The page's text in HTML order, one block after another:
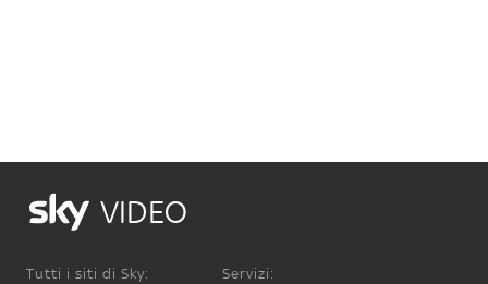
VIDEO
Tutti i siti di Sky: Servizi: